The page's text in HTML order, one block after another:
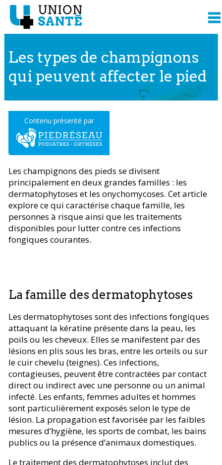
Les types de champignons
qui peuvent affecter le pied
Contenu présenté par
Les champignons des pieds se divisent
principalement en deux grandes familles : les
dermatophytoses et les onychomycoses. Cet article
explore ce qui caractérise chaque famille, les
personnes à risque ainsi que les traitements
disponibles pour lutter contre ces infections
fongiques courantes.
La famille des dermatophytoses
Les dermatophytoses sont des infections fongiques
attaquant la kératine présente dans la peau, les
poils ou les cheveux. Elles se manifestent par des
lésions en plis sous les bras, entre les orteils ou sur
le cuir chevelu (teignes). Ces infections,
contagieuses, peuvent être contractées par contact
direct ou indirect avec une personne ou un animal
infecté. Les enfants, femmes adultes et hommes
sont particulièrement exposés selon le type de
lésion. La propagation est favorisée par les faibles
mesures d’hygiène, les sports de combat, les bains
publics ou la présence d’animaux domestiques.
Le traitement des dermatophytoses inclut des